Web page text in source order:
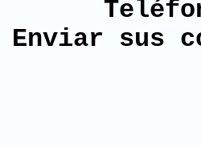
Enviar sus